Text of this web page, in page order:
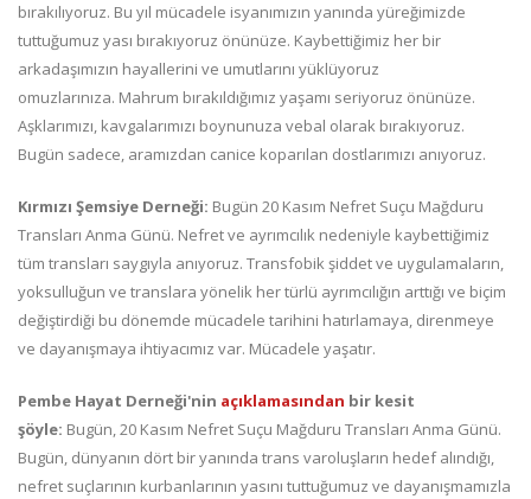
bırakılıyoruz. Bu yıl mücadele isyanımızın yanında yüreğimizde
tuttuğumuz yası bırakıyoruz önünüze. Kaybettiğimiz her bir
arkadaşımızın hayallerini ve umutlarını yüklüyoruz
omuzlarınıza. Mahrum bırakıldığımız yaşamı seriyoruz önünüze.
Aşklarımızı, kavgalarımızı boynunuza vebal olarak bırakıyoruz.
Bugün sadece, aramızdan canice koparılan dostlarımızı anıyoruz.
Kırmızı Şemsiye Derneği: Bugün 20 Kasım Nefret Suçu Mağduru
Transları Anma Günü. Nefret ve ayrımcılık nedeniyle kaybettiğimiz
tüm transları saygıyla anıyoruz. Transfobik şiddet ve uygulamaların,
yoksulluğun ve translara yönelik her türlü ayrımcılığın arttığı ve biçim
değiştirdiği bu dönemde mücadele tarihini hatırlamaya, direnmeye
ve dayanışmaya ihtiyacımız var. Mücadele yaşatır.
Pembe Hayat Derneği'nin açıklamasından bir kesit
şöyle: Bugün, 20 Kasım Nefret Suçu Mağduru Transları Anma Günü.
Bugün, dünyanın dört bir yanında trans varoluşların hedef alındığı,
nefret suçlarının kurbanlarının yasını tuttuğumuz ve dayanışmamızla